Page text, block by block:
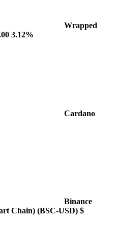
Wrapped
3.12%
Cardano
Binance
Chain) (BSC-USD) $